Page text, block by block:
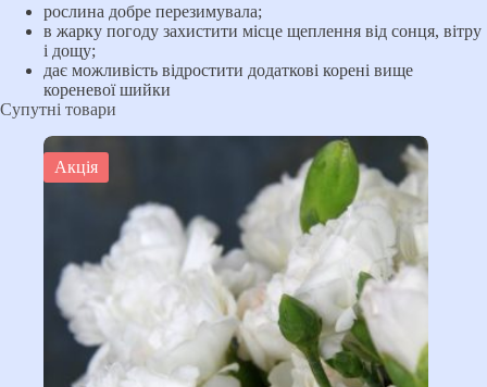
рослина добре перезимувала;
в жарку погоду захистити місце щеплення від сонця, вітру
і дощу;
дає можливість відростити додаткові корені вище
кореневої шийки
Супутні товари
Акція